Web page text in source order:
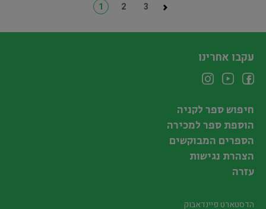
1 2 3
עקבו אחרינו
חיפוש ספר לקניה
הוספת ספר למכירה
הספרים המבוקשים
הצהרת נגישות
עזרה
הדסטארט פיינדאבוק